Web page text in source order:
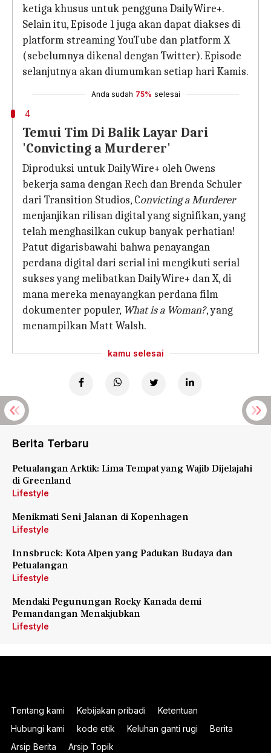
ketiga khusus untuk pengguna DailyWire+.
Selain itu, Episode 1 juga akan dapat diakses di
platform streaming YouTube dan platform X
(sebelumnya dikenal dengan Twitter). Episode
selanjutnya akan diumumkan setiap hari Kamis.
Anda sudah 75% selesai
4
Temui Tim Di Balik Layar Dari
'Convicting a Murderer'
Diproduksi untuk DailyWire+ oleh Owens
bekerja sama dengan Rech dan Brenda Schuler
dari Transition Studios, Convicting a Murderer
menjanjikan rilisan digital yang signifikan, yang
telah menghasilkan cukup banyak perhatian!
Patut digarisbawahi bahwa penayangan
perdana digital dari serial ini mengikuti serial
sukses yang melibatkan DailyWire+ dan X, di
mana mereka menayangkan perdana film
dokumenter populer, What is a Woman?, yang
menampilkan Matt Walsh.
kamu selesai
Berita Terbaru
Petualangan Arktik: Lima Tempat yang Wajib Dijelajahi
di Greenland
Lifestyle
Menikmati Seni Jalanan di Kopenhagen
Lifestyle
Innsbruck: Kota Alpen yang Padukan Budaya dan
Petualangan
Lifestyle
Mendaki Pegunungan Rocky Kanada demi
Pemandangan Menakjubkan
Lifestyle
Tentang kami Kebijakan pribadi
Ketentuan
Hubungi kami
kode etik Keluhan ganti rugi
Berita
Arsip Berita
Arsip Topik